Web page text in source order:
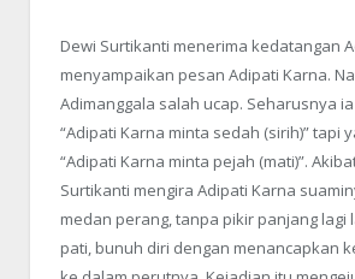
Dewi Surtikanti menerima kedatangan
menyampaikan pesan Adipati Karna.
Adimanggala salah ucap. Seharusnya
“Adipati Karna minta sedah (sirih)” tapi
“Adipati Karna minta pejah (mati)”.
Surtikanti mengira Adipati Karna
medan perang, tanpa pikir panjang lagi
pati, bunuh diri dengan menancapkan